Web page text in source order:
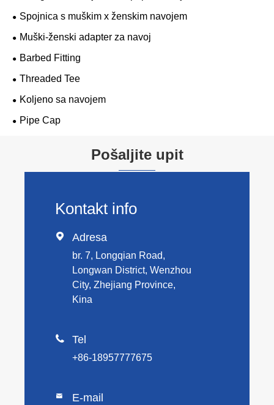
Spojnica s muškim x ženskim navojem
Muški-ženski adapter za navoj
Barbed Fitting
Threaded Tee
Koljeno sa navojem
Pipe Cap
Pošaljite upit
Kontakt info
 Adresa
br. 7, Longqian Road,
Longwan District, Wenzhou
City, Zhejiang Province,
Kina
 Tel
+86-18957777675
 E-mail